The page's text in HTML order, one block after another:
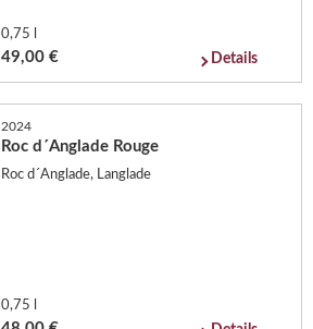
0,75 l
49,00 € Details
2024
Roc d´Anglade Rouge
Roc d´Anglade, Langlade
0,75 l